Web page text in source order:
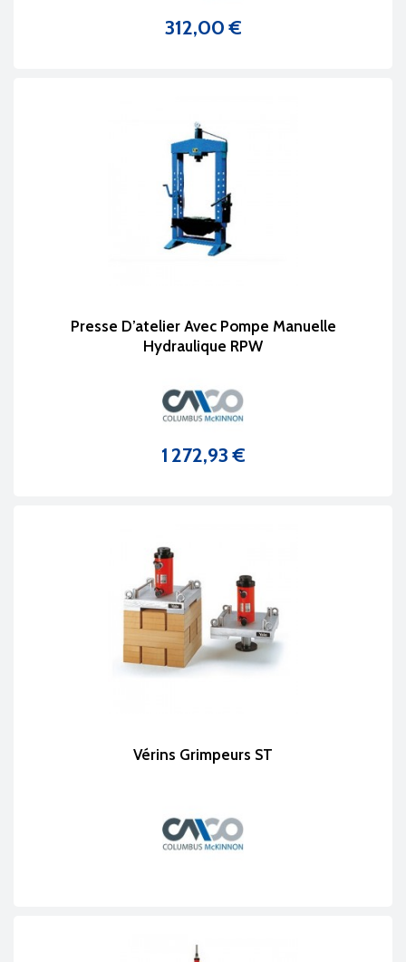
Prix
312,00 €
Presse D’atelier Avec Pompe Manuelle
Hydraulique RPW
Prix
1 272,93 €
Vérins Grimpeurs ST